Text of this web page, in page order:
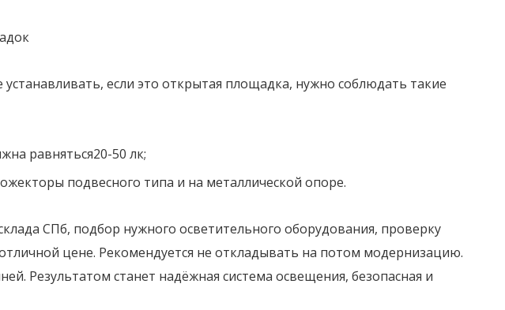
если это открытая площадка, нужно соблюдать такие
равняться20-50 лк;
подвесного типа и на металлической опоре.
СПб, подбор нужного осветительного оборудования, проверку
цене. Рекомендуется не откладывать на потом модернизацию.
Результатом станет надёжная система освещения, безопасная и